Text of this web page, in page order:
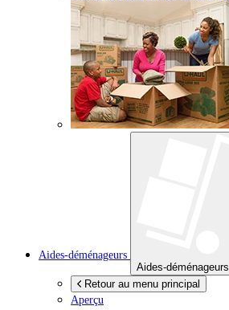
Aides-déménageurs
Aides-déménageurs
Retour au menu principal
Aperçu